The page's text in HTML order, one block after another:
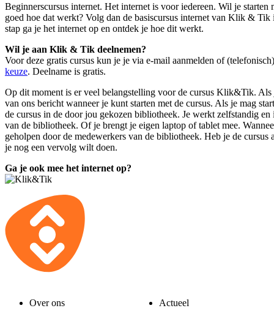
Beginnerscursus internet. Het internet is voor iedereen. Wil je starten
goed hoe dat werkt? Volg dan de basiscursus internet van Klik &
stap ga je het internet op en ontdek je hoe dit werkt.
Wil je aan Klik & Tik deelnemen?
Voor deze gratis cursus kun je je via e-mail aanmelden of
keuze. Deelname is gratis.
Op dit moment is er veel belangstelling voor de cursus Klik&Tik. Als
van ons bericht wanneer je kunt starten met de cursus. Als je mag
de cursus in de door jou gekozen bibliotheek. Je werkt zelfstandig en
van de bibliotheek. Of je brengt je eigen laptop of tablet mee.
geholpen door de medewerkers van de bibliotheek. Heb je de
je nog een vervolg wilt doen.
Ga je ook mee het internet op?
Over ons Actueel